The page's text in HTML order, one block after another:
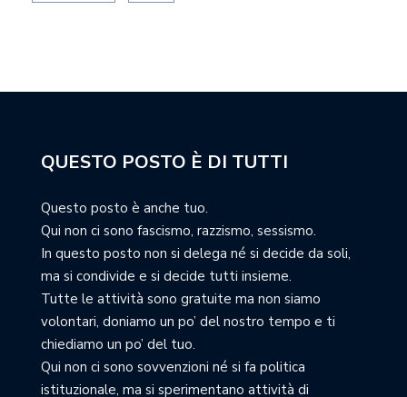
QUESTO POSTO È DI TUTTI
Questo posto è anche tuo.
Qui non ci sono fascismo, razzismo, sessismo.
In questo posto non si delega né si decide da soli,
ma si condivide e si decide tutti insieme.
Tutte le attività sono gratuite ma non siamo
volontari, doniamo un po’ del nostro tempo e ti
chiediamo un po’ del tuo.
Qui non ci sono sovvenzioni né si fa politica
istituzionale, ma si sperimentano attività di